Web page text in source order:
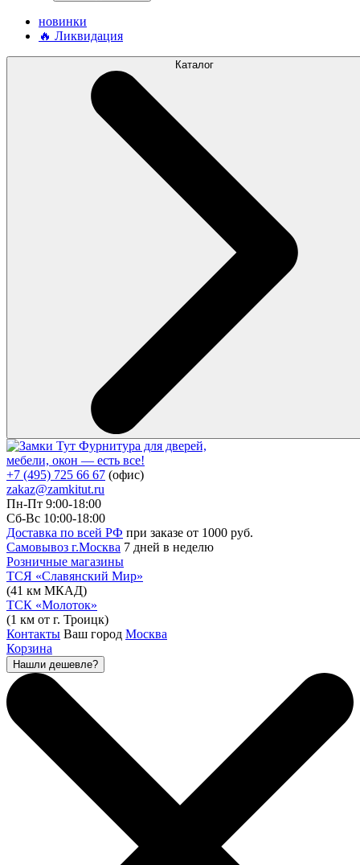
новинки
🔥 Ликвидация
Каталог
Фурнитура для дверей,
мебели, окон — есть все!
+7 (495) 725 66 67 (офис)
zakaz@zamkitut.ru
Пн-Пт 9:00-18:00
Сб-Вс 10:00-18:00
Доставка по всей РФ при заказе от 1000 руб.
Самовывоз г.Москва 7 дней в неделю
Розничные магазины
ТСЯ «Славянский Мир»
(41 км МКАД)
ТСК «Молоток»
(1 км от г. Троицк)
Контакты Ваш город Москва
Корзина
Нашли дешевле?